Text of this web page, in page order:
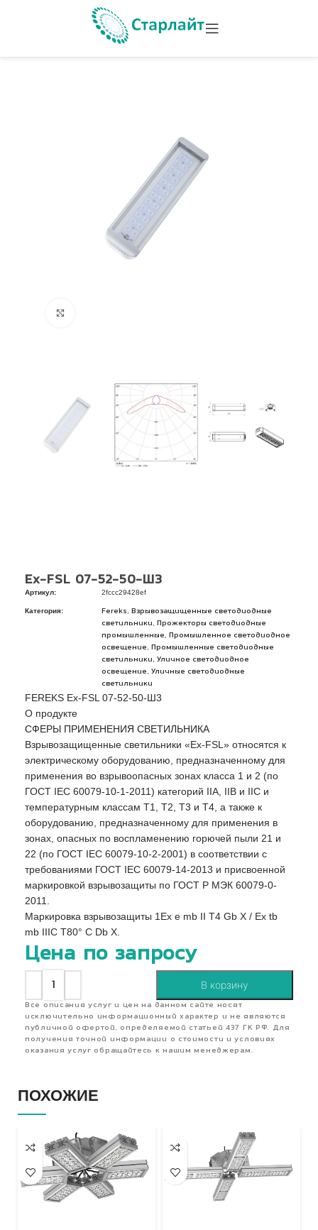
Ex-FSL 07-52-50-Ш3
Артикул: 2fccc29428ef
Категория: Fereks
Взрывозащищенные светодиодные
светильники
Прожекторы светодиодные
промышленные
Промышленное светодиодное
освещение
Промышленные светодиодные
светильники
Уличное светодиодное
освещение
Уличные светодиодные
светильники
FEREKS Ex-FSL 07-52-50-Ш3
О продукте
СФЕРЫ ПРИМЕНЕНИЯ СВЕТИЛЬНИКА
Взрывозащищенные светильники «Ex-FSL» относятся к
электрическому оборудованию, предназначенному для
применения во взрывоопасных зонах класса 1 и 2 (по
ГОСТ IEC 60079-10-1-2011) категорий IIA, IIB и IIC и
температурным классам Т1, Т2, Т3 и Т4, а также к
оборудованию, предназначенному для применения в
зонах, опасных по воспламенению горючей пыли 21 и
22 (по ГОСТ IEC 60079-10-2-2001) в соответствии с
требованиями ГОСТ IEC 60079-14-2013 и присвоенной
маркировкой взрывозащиты по ГОСТ Р МЭК 60079-0-
2011.
Маркировка взрывозащиты 1Ex e mb II T4 Gb X / Ex tb
mb IIIC T80° C Db X.
Цена по запросу
В корзину
Все описания услуг и цен на данном сайте носят
исключительно информационный характер и не являются
публичной офертой, определяемой статьей 437 ГК РФ. Для
получения точной информации о стоимости и условиях
оказания услуг обращайтесь к нашим менеджерам.
ПОХОЖИЕ